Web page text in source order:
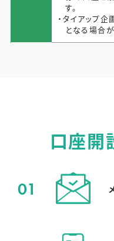
す。
・タイアップ
となる場合が
口座開
01